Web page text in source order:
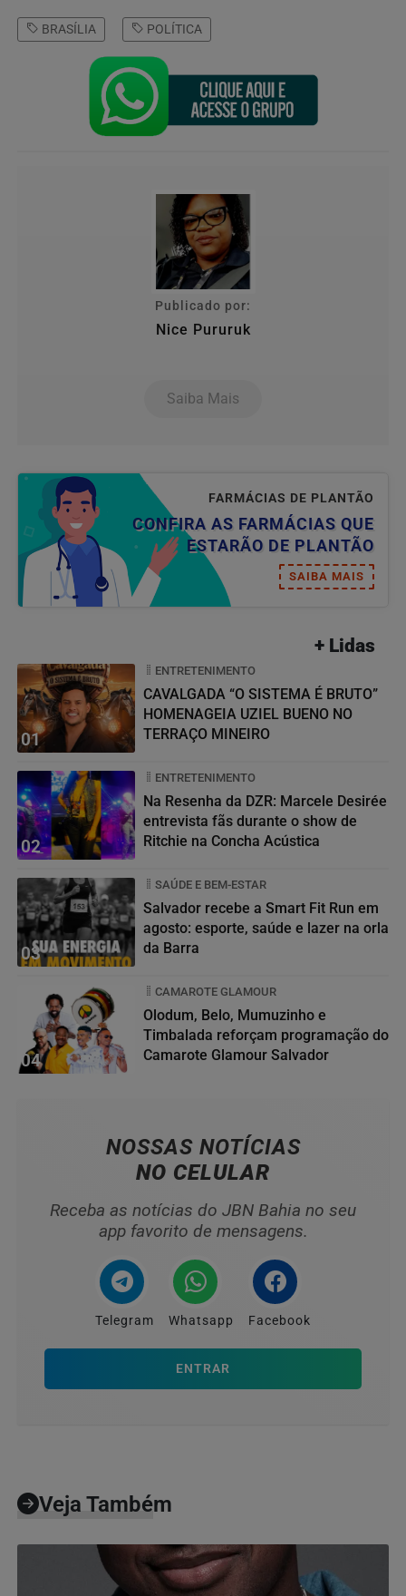
BRASÍLIA POLÍTICA
Publicado por:
Nice Pururuk
Saiba Mais
FARMÁCIAS DE PLANTÃO
CONFIRA AS FARMÁCIAS QUE
ESTARÃO DE PLANTÃO
SAIBA MAIS
+ Lidas
01
ENTRETENIMENTO
CAVALGADA “O SISTEMA É BRUTO”
HOMENAGEIA UZIEL BUENO NO
TERRAÇO MINEIRO
02
ENTRETENIMENTO
Na Resenha da DZR: Marcele Desirée
entrevista fãs durante o show de
Ritchie na Concha Acústica
03
SAÚDE E BEM-ESTAR
Salvador recebe a Smart Fit Run em
agosto: esporte, saúde e lazer na orla
da Barra
04
CAMAROTE GLAMOUR
Olodum, Belo, Mumuzinho e
Timbalada reforçam programação do
Camarote Glamour Salvador
NOSSAS NOTÍCIAS
NO CELULAR
Receba as notícias do JBN Bahia no seu
app favorito de mensagens.
Telegram Whatsapp Facebook
ENTRAR
Veja Também